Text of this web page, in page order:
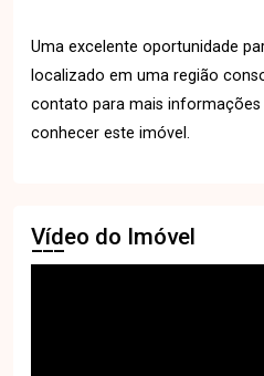
Uma excelente oportunidade
localizado em uma região
contato para mais informações
conhecer este imóvel.
Vídeo do Imóvel